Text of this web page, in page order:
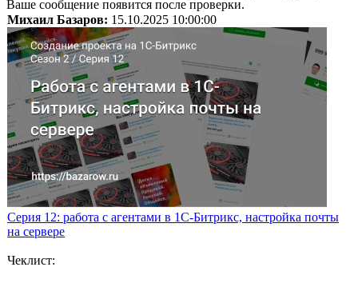
Ваше сообщение появится после проверки.
Михаил Базаров: 15.10.2025 10:00:00
Серия 12: работа с агентами в 1С-Битрикс, настройка почты
на сервере
Чеклист: